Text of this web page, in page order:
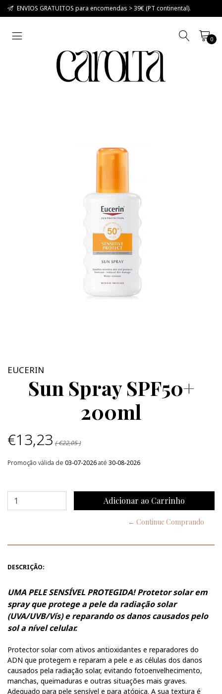
ENVIOS GRATUITOS para encomendas > 39€ (PT continental).
0
EUCERIN
Sun Spray SPF50+
200ml
€13,23 ( €22,05 )
Promoção válida de 03-07-2026até 30-08-2026
← Continue Comprando
DESCRIÇÃO:
UMA PELE SENSÍVEL PROTEGIDA! Protetor solar em
spray que protege a pele da radiação solar
(UVA/UVB/Vís) e reparando os danos causados pelo
sol a nível celular.
Protector solar com ativos antioxidantes e reparadores do
ADN que protegem e reparam a pele e as células dos danos
causados pela radiação solar, evitando fotoenvelhecimento,
manchas, queimaduras e outras situações mais graves.
Adequado para pele sensível e para atópica. A sua textura é